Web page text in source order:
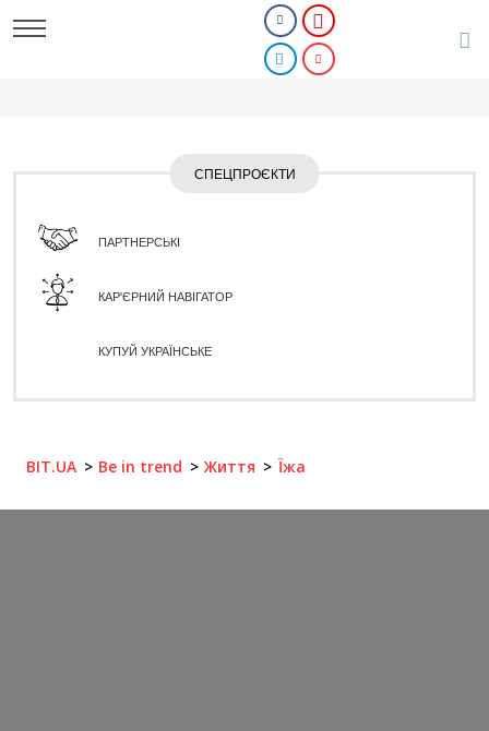
СПЕЦПРОЄКТИ
ПАРТНЕРСЬКІ
КАР'ЄРНИЙ НАВІГАТОР
КУПУЙ УКРАЇНСЬКЕ
BIT.UA Be in trend Життя Їжа